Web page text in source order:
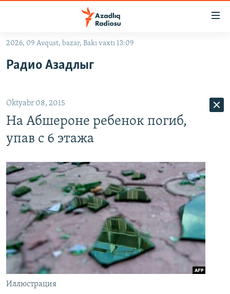
Əsas
qayıt
qayıt
Axtarışa
#İZAHLA
#ƏSLINDƏ
QANUNI DOĞRU
ARAŞDIRMA
MULTIMEDIA
VIDEO
FOTOQALEREYA
İNFOQRAFIKA
KARIKATURA
RADIO ARXIV
OXU ZALI
AZƏRBAYCAN ƏDƏBIYYATI KITABXANASI
İSLAM VƏ DEMOKRATIYA
HAQQIMIZDA
MISSIYAMIZ
PEŞƏ ETIKASI VƏ JURNALISTIKA STANDARTLARIMIZ
BIZI IZLƏ
2026, 09 Avqust, bazar, Bakı vaxtı 13:09
Радио Азадлыг
Oktyabr 08, 2015
На Абшероне ребенок погиб,
упав с 6 этажа
Иллюстрация